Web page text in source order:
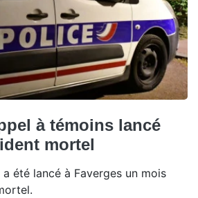
à témoins lancé
mortel
été lancé à Faverges un mois